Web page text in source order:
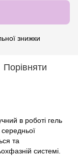
знижки
Порівняти
в роботі гель
та
системі.